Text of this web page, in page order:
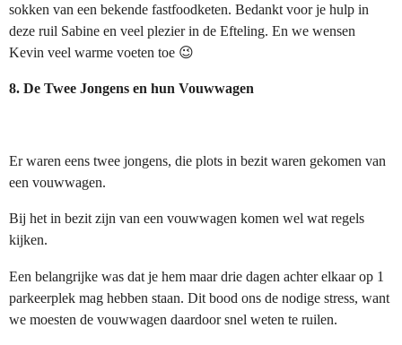
sokken van een bekende fastfoodketen. Bedankt voor je hulp in
deze ruil Sabine en veel plezier in de Efteling. En we wensen
Kevin veel warme voeten toe 😉
8. De Twee Jongens en hun Vouwwagen
Er waren eens twee jongens, die plots in bezit waren gekomen van
een vouwwagen.
Bij het in bezit zijn van een vouwwagen komen wel wat regels
kijken.
Een belangrijke was dat je hem maar drie dagen achter elkaar op 1
parkeerplek mag hebben staan. Dit bood ons de nodige stress, want
we moesten de vouwwagen daardoor snel weten te ruilen.